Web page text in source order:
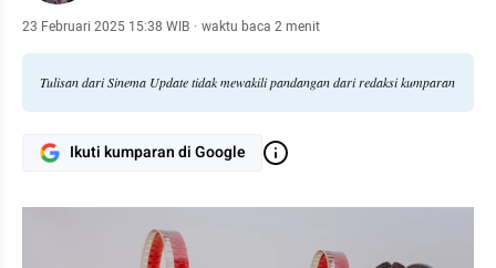
23 Februari 2025 15:38 WIB · waktu baca 2 menit
Tulisan dari Sinema Update tidak mewakili pandangan dari redaksi kumparan
Ikuti kumparan di Google